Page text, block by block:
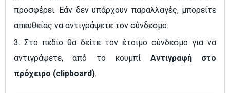
προσφέρει. Εάν δεν υπάρχουν παραλλαγές, μπορείτε
απευθείας να αντιγράψετε τον σύνδεσμο.
3. Στο πεδίο θα δείτε τον έτοιμο σύνδεσμο για να
αντιγράψετε, από το κουμπί Αντιγραφή στο
πρόχειρο (clipboard).